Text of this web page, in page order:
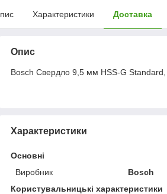
Характеристики Доставка
Опис
Bosch Свердло 9,5 мм HSS-G
Характеристики
Основні
Виробник
Bosch
Користувальницькі характеристики